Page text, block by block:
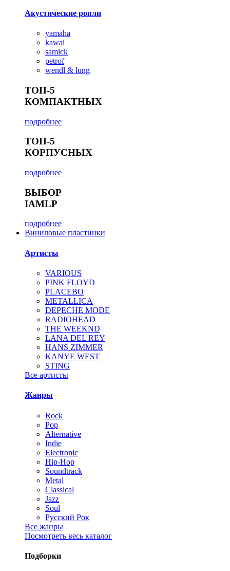
Акустические рояли
yamaha
kawai
samick
petrof
wendl & lung
ТОП-5
КОМПАКТНЫХ
подробнее
ТОП-5
КОРПУСНЫХ
подробнее
ВЫБОР
IAMLP
подробнее
Виниловые пластинки
Артисты
VARIOUS
PINK FLOYD
PLACEBO
METALLICA
DEPECHE MODE
RADIOHEAD
THE WEEKND
LANA DEL REY
HANS ZIMMER
KANYE WEST
STING
Все артисты
Жанры
Rock
Pop
Alternative
Indie
Electronic
Hip-Hop
Soundtrack
Metal
Classical
Jazz
Soul
Русский Рок
Все жанры
Посмотреть весь каталог
Подборки